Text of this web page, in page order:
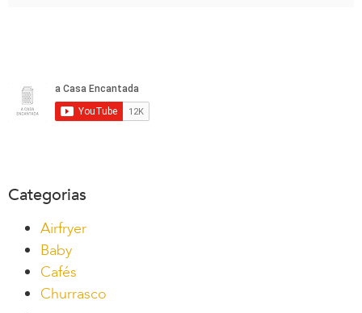
Categorias
Airfryer
Baby
Cafés
Churrasco